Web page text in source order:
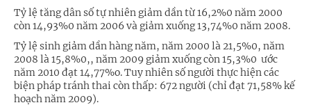
Tỷ lệ tăng dân số tự nhiên giảm dần từ 16,2%0 năm 2000
còn 14,93%0 năm 2006 và giảm xuống 13,74%0 năm 2008.
Tỷ lệ sinh giảm dần hàng năm, năm 2000 là 21,5%0, năm
2008 là 15,8%0,, năm 2009 giảm xuống còn 15,3%0 ước
năm 2010 đạt 14,77%­o. Tuy nhiên số người thực hiện các
biện pháp tránh thai còn thấp: 672 người (chỉ đạt 71,58% kế
hoạch năm 2009).